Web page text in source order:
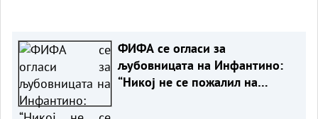
ФИФА се огласи за
љубовницата на Инфантино:
“Никој не се пожалил на